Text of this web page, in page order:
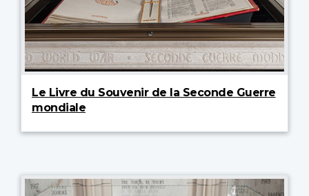
Le Livre du Souvenir de la Seconde Guerre
mondiale